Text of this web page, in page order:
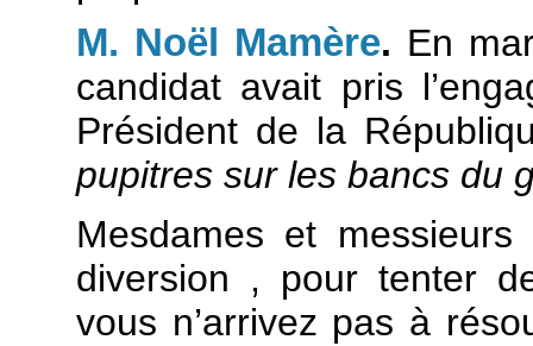
M. Noël Mamère. En
candidat avait pris
Président de la
pupitres sur les bancs du
Mesdames et
diversion , pour tenter
vous n’arrivez pas à